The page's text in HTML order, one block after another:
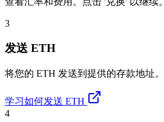
3
发送 ETH
将您的 ETH 发送到提供的存款地址。
学习如何发送 ETH
4